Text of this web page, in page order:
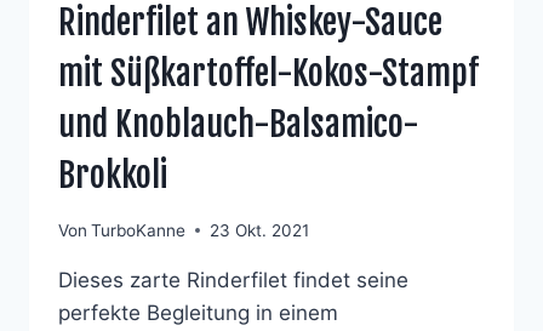
Rinderfilet an Whiskey-Sauce
mit Süßkartoffel-Kokos-Stampf
und Knoblauch-Balsamico-
Brokkoli
Von TurboKanne 23 Okt. 2021
Dieses zarte Rinderfilet findet seine
perfekte Begleitung in einem